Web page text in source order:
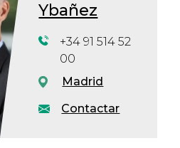
Ybañez
Contactar
+34 91 514 52
00
Madrid